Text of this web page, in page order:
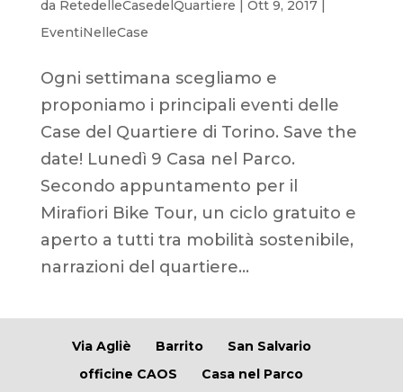
da RetedelleCasedelQuartiere | Ott 9, 2017|
EventiNelleCase
Ogni settimana scegliamo e
proponiamo i principali eventi delle
Case del Quartiere di Torino. Save the
date! Lunedì 9 Casa nel Parco.
Secondo appuntamento per il
Mirafiori Bike Tour, un ciclo gratuito e
aperto a tutti tra mobilità sostenibile,
narrazioni del quartiere...
Via Agliè Barrito
San Salvario
officine CAOS
Casa nel Parco